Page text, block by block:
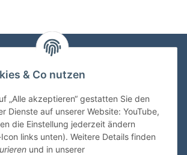
10
& Co nutzen
„Alle akzeptieren“ gestatten Sie den
Dienste auf unserer Website: YouTube,
die Einstellung jederzeit ändern
links unten). Weitere Details finden
und in unserer